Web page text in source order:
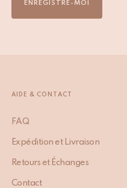
ENREGISTRE-MOI
AIDE & CONTACT
FAQ
Expédition et Livraison
Retours et Échanges
Contact